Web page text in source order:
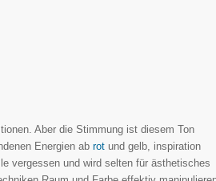
Aber die Stimmung ist diesem Ton
Energien ab rot und gelb, inspiration
vergessen und wird selten für ästhetisches